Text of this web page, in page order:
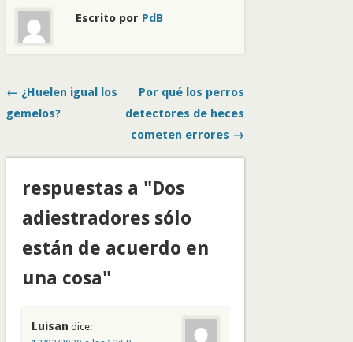
Escrito por PdB
← ¿Huelen igual los
gemelos?
Por qué los perros
detectores de heces
cometen errores →
respuestas a "Dos
adiestradores sólo
están de acuerdo en
una cosa"
Luisan dice: